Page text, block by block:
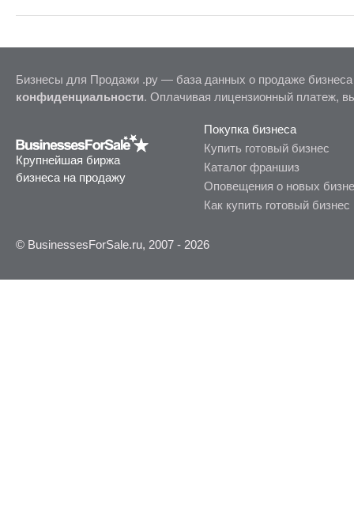
Бизнесы для Продажи .ру — база данных о продаже
конфиденциальности. Оплачивая лицензионный платеж,
Крупнейшая биржа
бизнеса на продажу
Покупка бизнеса
Купить готовый бизнес
Каталог франшиз
Оповещения о новых
Как купить готовый бизнес
© BusinessesForSale.ru, 2007 - 2026